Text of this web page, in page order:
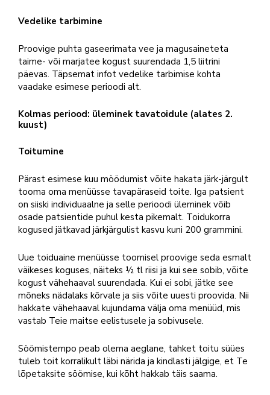
Vedelike tarbimine
Proovige puhta gaseerimata vee ja magusaineteta
taime- või marjatee kogust suurendada 1,5 liitrini
päevas. Täpsemat infot vedelike tarbimise kohta
vaadake esimese perioodi alt.
Kolmas periood: üleminek tavatoidule (alates 2.
kuust)
Toitumine
Pärast esimese kuu möödumist võite hakata järk-järgult
tooma oma menüüsse tavapäraseid toite. Iga patsient
on siiski individuaalne ja selle perioodi üleminek võib
osade patsientide puhul kesta pikemalt. Toidukorra
kogused jätkavad järkjärgulist kasvu kuni 200 grammini.
Uue toiduaine menüüsse toomisel proovige seda esmalt
väikeses koguses, näiteks ½ tl riisi ja kui see sobib, võite
kogust vähehaaval suurendada. Kui ei sobi, jätke see
mõneks nädalaks kõrvale ja siis võite uuesti proovida. Nii
hakkate vähehaaval kujundama välja oma menüüd, mis
vastab Teie maitse eelistusele ja sobivusele.
Söömistempo peab olema aeglane, tahket toitu süües
tuleb toit korralikult läbi närida ja kindlasti jälgige, et Te
lõpetaksite söömise, kui kõht hakkab täis saama.